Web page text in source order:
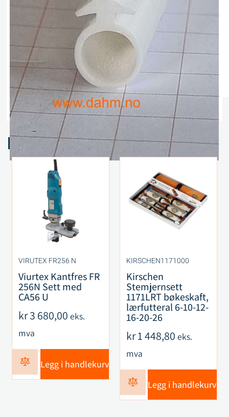
Sammenlign
Legg i ønskeliste
Beskrivelse
Spesifikasjoner
Relaterte produkter
VIRUTEX FR256 N
Viurtex Kantfres FR
256N Sett med
CA56 U
kr3 680,00 eks.
mva
Legg i handlekurv
KIRSCHEN1171000
Kirschen
Stemjernsett
1171LRT bøkeskaft,
lærfutteral 6-10-12-
16-20-26
kr1 448,80 eks.
mva
Legg i handlekurv